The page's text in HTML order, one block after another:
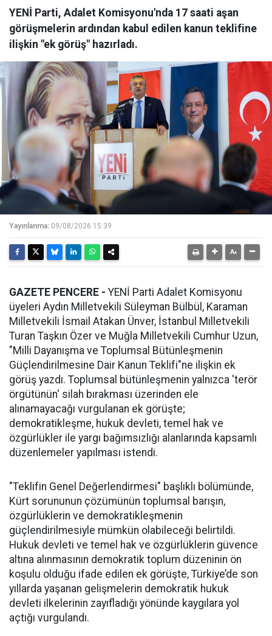
YENİ Parti, Adalet Komisyonu'nda 17 saati aşan
görüşmelerin ardından kabul edilen kanun teklifine
ilişkin "ek görüş" hazırladı.
Yayınlanma: 09/08/2026 15:39
GAZETE PENCERE - YENİ Parti Adalet Komisyonu
üyeleri Aydın Milletvekili Süleyman Bülbül, Karaman
Milletvekili İsmail Atakan Ünver, İstanbul Milletvekili
Turan Taşkın Özer ve Muğla Milletvekili Cumhur Uzun,
"Milli Dayanışma ve Toplumsal Bütünleşmenin
Güçlendirilmesine Dair Kanun Teklifi"ne ilişkin ek
görüş yazdı. Toplumsal bütünleşmenin yalnızca 'terör
örgütünün' silah bırakması üzerinden ele
alınamayacağı vurgulanan ek görüşte;
demokratikleşme, hukuk devleti, temel hak ve
özgürlükler ile yargı bağımsızlığı alanlarında kapsamlı
düzenlemeler yapılması istendi.
"Teklifin Genel Değerlendirmesi" başlıklı bölümünde,
Kürt sorununun çözümünün toplumsal barışın,
özgürlüklerin ve demokratikleşmenin
güçlendirilmesiyle mümkün olabileceği belirtildi.
Hukuk devleti ve temel hak ve özgürlüklerin güvence
altına alınmasının demokratik toplum düzeninin ön
koşulu olduğu ifade edilen ek görüşte, Türkiye’de son
yıllarda yaşanan gelişmelerin demokratik hukuk
devleti ilkelerinin zayıfladığı yönünde kaygılara yol
açtığı vurgulandı.